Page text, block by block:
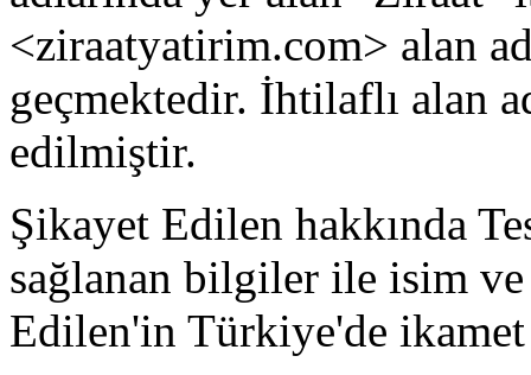
<ziraatyatirim.com> alan
geçmektedir. İhtilaflı alan
edilmiştir.
Şikayet Edilen hakkında
sağlanan bilgiler ile isim
Edilen'in Türkiye'de ikamet